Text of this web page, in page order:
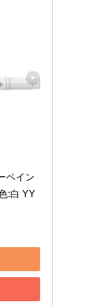
ペイン
:白 YY